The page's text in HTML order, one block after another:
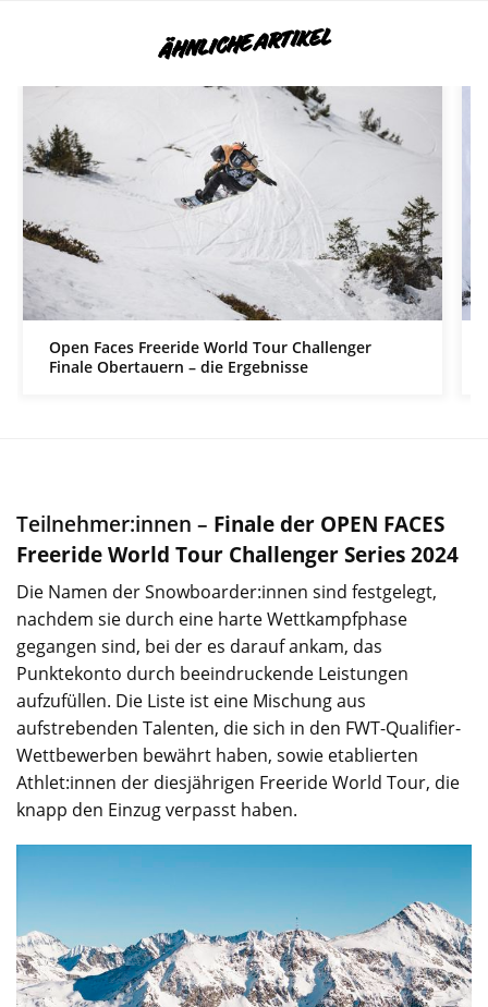
ÄHNLICHE ARTIKEL
Open Faces Freeride World Tour Challenger
Finale Obertauern – die Ergebnisse
Teilnehmer:innen – Finale der OPEN FACES
Freeride World Tour Challenger Series 2024
Die Namen der Snowboarder:innen sind festgelegt,
nachdem sie durch eine harte Wettkampfphase
gegangen sind, bei der es darauf ankam, das
Punktekonto durch beeindruckende Leistungen
aufzufüllen. Die Liste ist eine Mischung aus
aufstrebenden Talenten, die sich in den FWT-Qualifier-
Wettbewerben bewährt haben, sowie etablierten
Athlet:innen der diesjährigen Freeride World Tour, die
knapp den Einzug verpasst haben.